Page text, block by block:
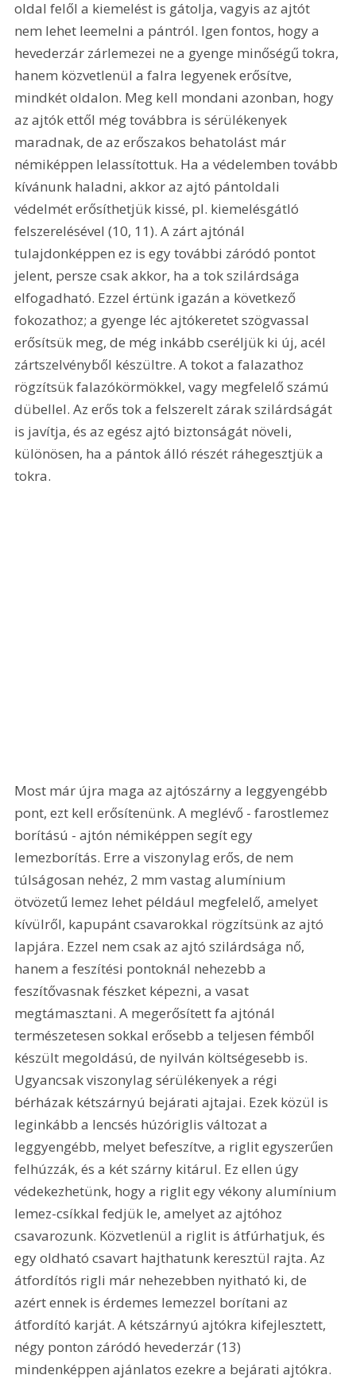
oldal felől a kiemelést is gátolja, vagyis az ajtót
nem lehet leemelni a pántról. Igen fontos, hogy a
hevederzár zárlemezei ne a gyenge minőségű tokra,
hanem közvetlenül a falra legyenek erősítve,
mindkét oldalon. Meg kell mondani azonban, hogy
az ajtók ettől még továbbra is sérülékenyek
maradnak, de az erőszakos behatolást már
némiképpen lelassítottuk. Ha a védelemben tovább
kívánunk haladni, akkor az ajtó pántoldali
védelmét erősíthetjük kissé, pl. kiemelésgátló
felszerelésével (10, 11). A zárt ajtónál
tulajdonképpen ez is egy további záródó pontot
jelent, persze csak akkor, ha a tok szilárdsága
elfogadható. Ezzel értünk igazán a következő
fokozathoz; a gyenge léc ajtókeretet szögvassal
erősítsük meg, de még inkább cseréljük ki új, acél
zártszelvényből készültre. A tokot a falazathoz
rögzítsük falazókörmökkel, vagy megfelelő számú
dübellel. Az erős tok a felszerelt zárak szilárdságát
is javítja, és az egész ajtó biztonságát növeli,
különösen, ha a pántok álló részét ráhegesztjük a
tokra.
Most már újra maga az ajtószárny a leggyengébb
pont, ezt kell erősítenünk. A meglévő - farostlemez
borítású - ajtón némiképpen segít egy
lemezborítás. Erre a viszonylag erős, de nem
túlságosan nehéz, 2 mm vastag alumínium
ötvözetű lemez lehet például megfelelő, amelyet
kívülről, kapupánt csavarokkal rögzítsünk az ajtó
lapjára. Ezzel nem csak az ajtó szilárdsága nő,
hanem a feszítési pontoknál nehezebb a
feszítővasnak fészket képezni, a vasat
megtámasztani. A megerősített fa ajtónál
természetesen sokkal erősebb a teljesen fémből
készült megoldású, de nyilván költségesebb is.
Ugyancsak viszonylag sérülékenyek a régi
bérházak kétszárnyú bejárati ajtajai. Ezek közül is
leginkább a lencsés húzóriglis változat a
leggyengébb, melyet befeszítve, a riglit egyszerűen
felhúzzák, és a két szárny kitárul. Ez ellen úgy
védekezhetünk, hogy a riglit egy vékony alumínium
lemez-csíkkal fedjük le, amelyet az ajtóhoz
csavarozunk. Közvetlenül a riglit is átfúrhatjuk, és
egy oldható csavart hajthatunk keresztül rajta. Az
átfordítós rigli már nehezebben nyitható ki, de
azért ennek is érdemes lemezzel borítani az
átfordító karját. A kétszárnyú ajtókra kifejlesztett,
négy ponton záródó hevederzár (13)
mindenképpen ajánlatos ezekre a bejárati ajtókra.